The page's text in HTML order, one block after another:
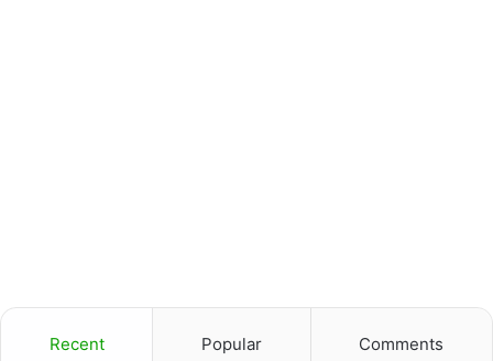
Recent Popular Comments